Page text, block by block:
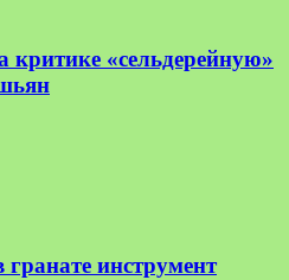
критике «сельдерейную»
инструмент